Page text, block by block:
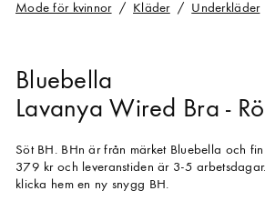
Mode för kvinnor Kläder Underkläder
Bluebella
Lavanya Wired Bra -
Söt BH. BHn är från märket Bluebella och
379 kr och leveranstiden är 3-5
klicka hem en ny snygg BH.